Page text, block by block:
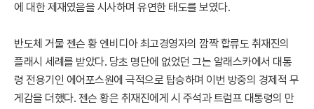
에 대한 제재였음을 시사하며 유연한 태도를 보였다.
반도체 거물 젠슨 황 엔비디아 최고경영자의 깜짝 합류도 취재진의
플래시 세례를 받았다. 당초 명단에 없었던 그는 알래스카에서 대통
령 전용기인 에어포스원에 극적으로 탑승하며 이번 방중의 경제적 무
게감을 더했다. 젠슨 황은 취재진에게 시 주석과 트럼프 대통령의 만